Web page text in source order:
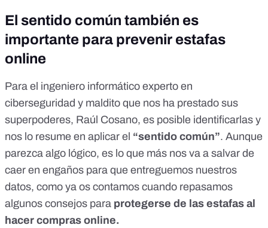
El sentido común también es
importante para prevenir estafas
online
Para el ingeniero informático experto en
ciberseguridad y maldito que nos ha prestado sus
superpoderes, Raúl Cosano, es posible identificarlas y
nos lo resume en aplicar el “sentido común”. Aunque
parezca algo lógico, es lo que más nos va a salvar de
caer en engaños para que entreguemos nuestros
datos, como ya os contamos cuando repasamos
algunos consejos para protegerse de las estafas al
hacer compras online.